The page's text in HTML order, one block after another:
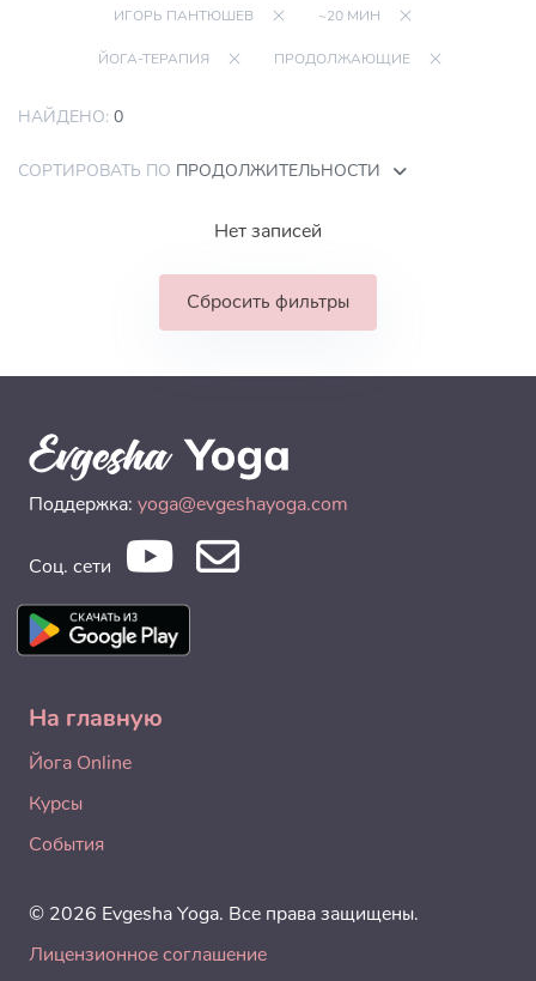
ИГОРЬ ПАНТЮШЕВ ~20 МИН
ЙОГА-ТЕРАПИЯ ПРОДОЛЖАЮЩИЕ
НАЙДЕНО: 0
СОРТИРОВАТЬ ПО ПРОДОЛЖИТЕЛЬНОСТИ
Нет записей
Сбросить фильтры
Поддержка: yoga@evgeshayoga.com
Соц. сети
На главную
Йога Online
Курсы
События
© 2026 Evgesha Yoga. Все права защищены.
Лицензионное соглашение